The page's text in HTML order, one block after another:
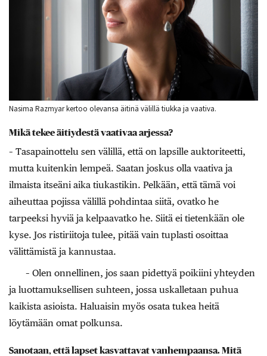
Nasima Razmyar kertoo olevansa äitinä välillä tiukka ja vaativa.
Mikä tekee äitiydestä vaativaa arjessa?
– Tasapainottelu sen välillä, että on lapsille auktoriteetti,
mutta kuitenkin lempeä. Saatan joskus olla vaativa ja
ilmaista itseäni aika tiukastikin. Pelkään, että tämä voi
aiheuttaa pojissa välillä pohdintaa siitä, ovatko he
tarpeeksi hyviä ja kelpaavatko he. Siitä ei tietenkään ole
kyse. Jos ristiriitoja tulee, pitää vain tuplasti osoittaa
välittämistä ja kannustaa.
– Olen onnellinen, jos saan pidettyä poikiini yhteyden
ja luottamuksellisen suhteen, jossa uskalletaan puhua
kaikista asioista. Haluaisin myös osata tukea heitä
löytämään omat polkunsa.
Sanotaan, että lapset kasvattavat vanhempaansa. Mitä